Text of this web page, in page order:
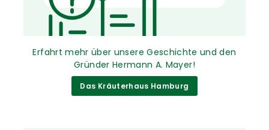
Erfahrt mehr über unsere Geschichte und den
Gründer Hermann A. Mayer!
Das Kräuterhaus Hamburg